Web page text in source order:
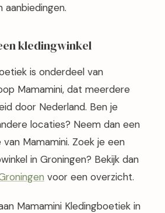
kledingwinkel
is onderdeel van
Mamamini, dat meerdere
door Nederland. Ben je
locaties? Neem dan een
Mamamini. Zoek je een
in Groningen? Bekijk dan
voor een overzicht.
Mamamini Kledingboetiek in